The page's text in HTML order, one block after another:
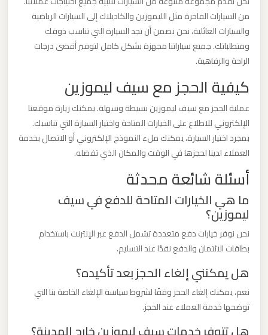
من السيارات الفاخرة مثل الليموزين والكاديلاك إلى السيارات الرياضية
والسيارات العائلية، نحن نضمن أن تجد السيارة التي تناسب ذوقك
ومتطلباتك. جميع سياراتنا مجهزة بشكل كامل لتوفير أقصى درجات
الراحة والرفاهية.
كيفية الحجز مع سيف ليموزين
عملية الحجز مع سيف ليموزين بسيطة وسهلة. يمكنك زيارة موقعنا
الإلكتروني للاطلاع على الخيارات المتاحة واختيار السيارة التي تناسبك.
بمجرد اختيار السيارة، يمكنك ملء النموذج الإلكتروني أو الاتصال بخدمة
العملاء لدينا لحجزها في الوقت والمكان الذي تفضله.
أسئلة شائعة محدثة
ما هي الخيارات المتاحة للدفع في سيف
ليموزين؟
نحن نوفر خيارات دفع متعددة تشمل الدفع عبر الإنترنت باستخدام
بطاقات الائتمان والدفع نقدًا عند التسليم.
هل يمكنني إلغاء الحجز بعد تأكيده؟
نعم، يمكنك إلغاء الحجز وفقًا لشروط سياسة الإلغاء الخاصة بنا التي
توضحها خدمة العملاء عند الحجز.
الدولي
ليموزين
مطار
العرب
الاسكندرية
ليموزين
مطار
العرب
اسكندرية
ليموزين
العرب
ليموزين